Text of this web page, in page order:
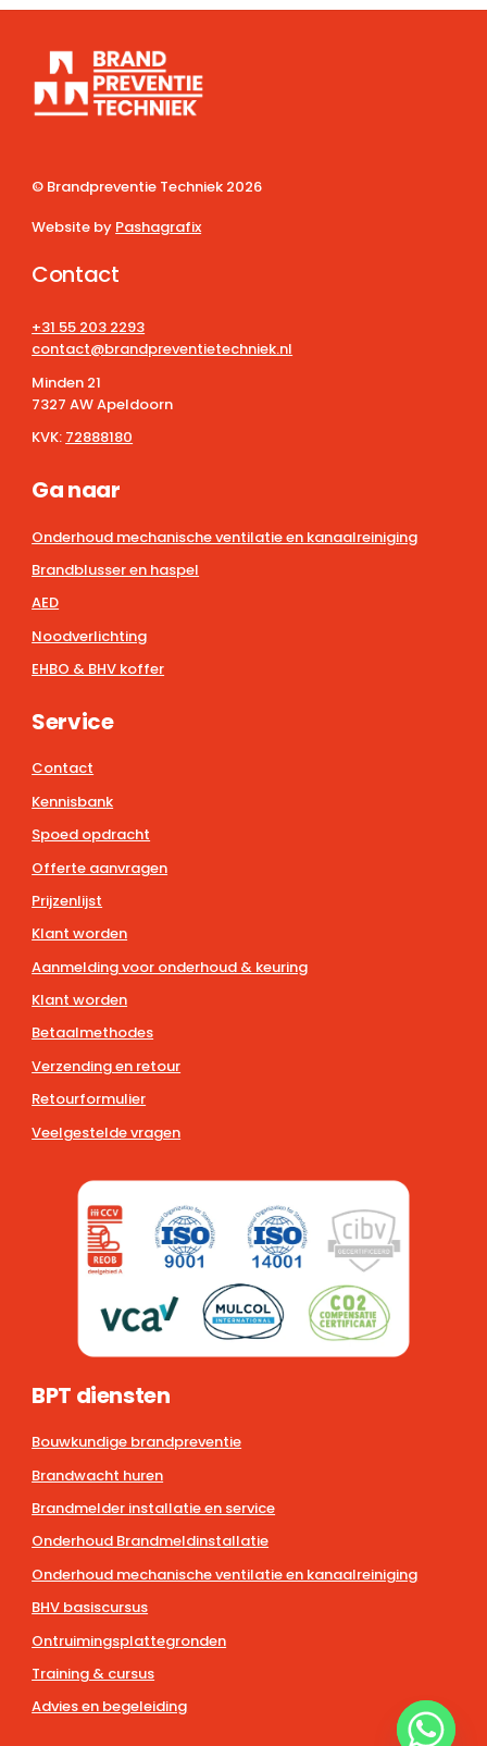
© Brandpreventie Techniek 2026
Website by Pashagrafix
Contact
+31 55 203 2293
contact@brandpreventietechniek.nl
Minden 21
7327 AW Apeldoorn
KVK: 72888180
Ga naar
Onderhoud mechanische ventilatie en kanaalreiniging
Brandblusser en haspel
AED
Noodverlichting
EHBO & BHV koffer
Service
Contact
Kennisbank
Spoed opdracht
Offerte aanvragen
Prijzenlijst
Klant worden
Aanmelding voor onderhoud & keuring
Klant worden
Betaalmethodes
Verzending en retour
Retourformulier
Veelgestelde vragen
BPT diensten
Bouwkundige brandpreventie
Brandwacht huren
Brandmelder installatie en service
Onderhoud Brandmeldinstallatie
Onderhoud mechanische ventilatie en kanaalreiniging
BHV basiscursus
Ontruimingsplattegronden
Training & cursus
Advies en begeleiding